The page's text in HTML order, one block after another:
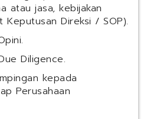
atau jasa, kebijakan
Keputusan Direksi / SOP).
Diligence.
kepada
Perusahaan